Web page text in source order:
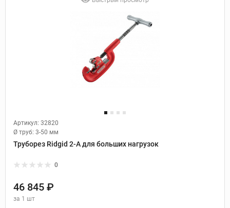
Артикул: 32820
Ø труб: 3-50 мм
Труборез Ridgid 2-A для больших нагрузок
0
46 845 ₽
за 1 шт